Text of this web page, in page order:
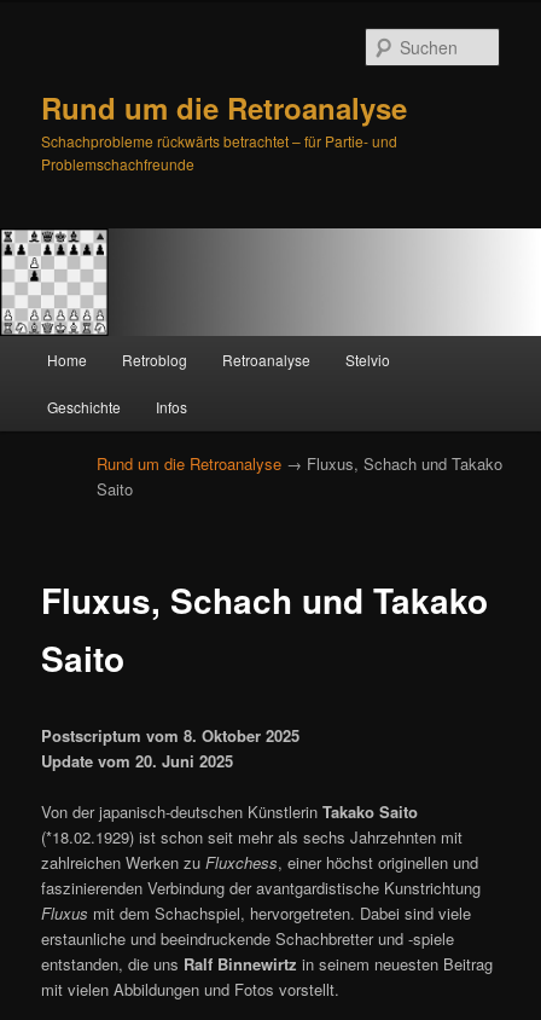
Rund um die Retroanalyse
Schachprobleme rückwärts betrachtet – für Partie- und
Problemschachfreunde
Zum
primären
Inhalt
Zum
sekundären
Inhalt
Home Retroblog Retroanalyse Stelvio
Geschichte Infos
Rund um die Retroanalyse → Fluxus, Schach und Takako
Saito
Fluxus, Schach und Takako
Saito
Postscriptum vom 8. Oktober 2025
Update vom 20. Juni 2025
Von der japanisch-deutschen KünstlerinTakako Saito
(*18.02.1929) ist schon seit mehr als sechs Jahrzehnten mit
zahlreichen Werken zuFluxchess, einer höchst originellen und
faszinierenden Verbindung der avantgardistische Kunstrichtung
Fluxus mit dem Schachspiel, hervorgetreten. Dabei sind viele
erstaunliche und beeindruckende Schachbretter und -spiele
entstanden, die uns Ralf Binnewirtz in seinem neuesten Beitrag
mit vielen Abbildungen und Fotos vorstellt.